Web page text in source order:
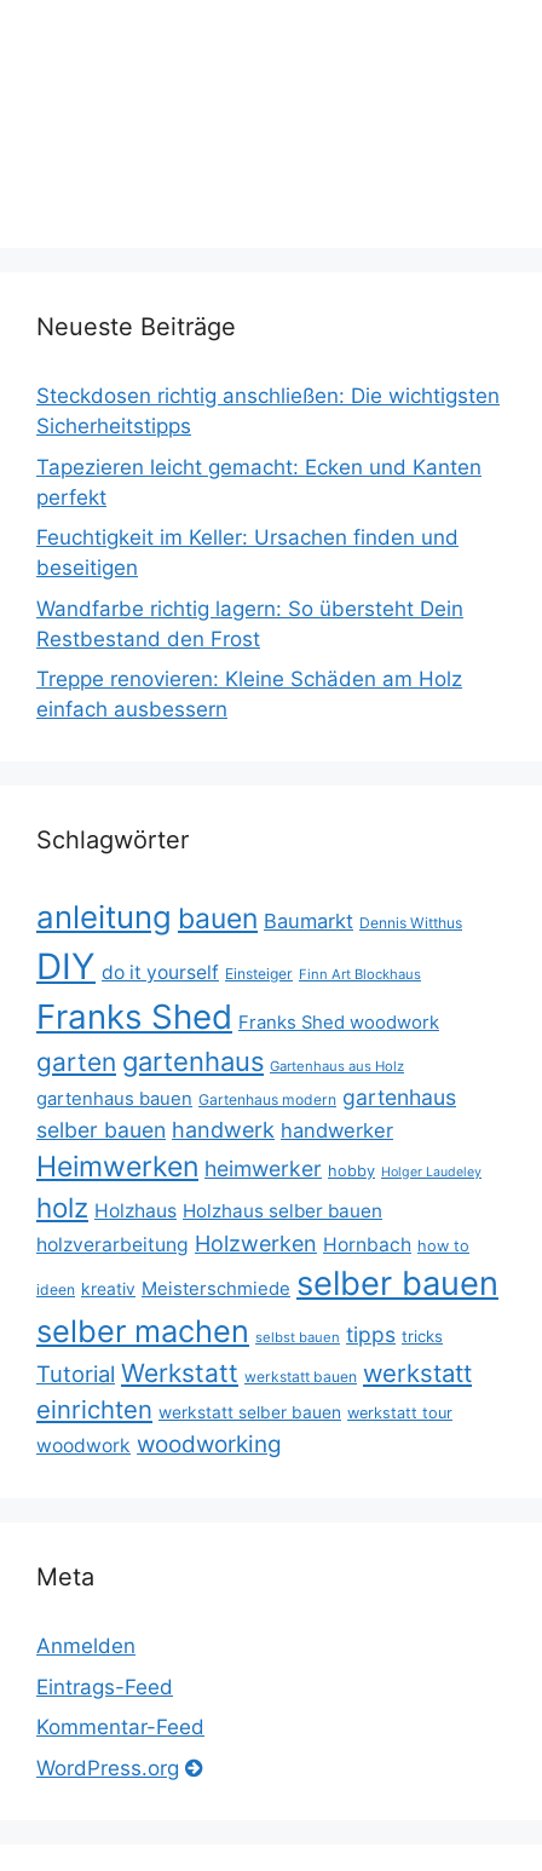
Neueste Beiträge
Steckdosen richtig anschließen: Die wichtigsten
Sicherheitstipps
Tapezieren leicht gemacht: Ecken und Kanten
perfekt
Feuchtigkeit im Keller: Ursachen finden und
beseitigen
Wandfarbe richtig lagern: So übersteht Dein
Restbestand den Frost
Treppe renovieren: Kleine Schäden am Holz
einfach ausbessern
Schlagwörter
anleitung bauen Baumarkt Dennis Witthus
DIY do it yourself Einsteiger Finn Art Blockhaus
Franks Shed Franks Shed woodwork
garten gartenhaus Gartenhaus aus Holz
gartenhaus bauen Gartenhaus modern gartenhaus
selber bauen handwerk handwerker
Heimwerken heimwerker hobby Holger Laudeley
holz Holzhaus Holzhaus selber bauen
holzverarbeitung Holzwerken Hornbach how to
ideen kreativ Meisterschmiede selber bauen
selber machen selbst bauen tipps tricks
Tutorial Werkstatt werkstatt bauen werkstatt
einrichten werkstatt selber bauen werkstatt tour
woodwork woodworking
Meta
Anmelden
Eintrags-Feed
Kommentar-Feed
WordPress.org